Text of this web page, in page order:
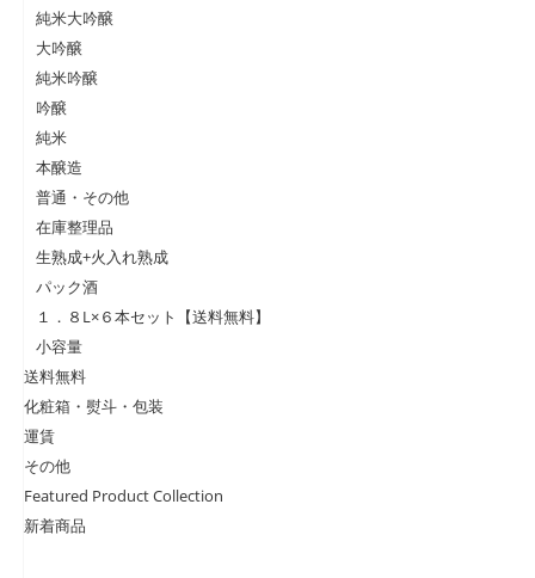
純米大吟醸
大吟醸
純米吟醸
吟醸
純米
本醸造
普通・その他
在庫整理品
生熟成+火入れ熟成
パック酒
１．８L×６本セット【送料無料】
小容量
送料無料
化粧箱・熨斗・包装
運賃
その他
Featured Product Collection
新着商品